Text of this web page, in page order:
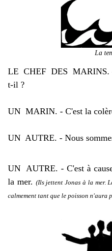
La
LE CHEF DES MARINS. -
t-il ?
UN MARIN. - C'est la
UN AUTRE. - Nous
UN AUTRE. - C'est à
la mer. (Ils jettent Jonas à la mer.
calmement tant que le poisson n'aura